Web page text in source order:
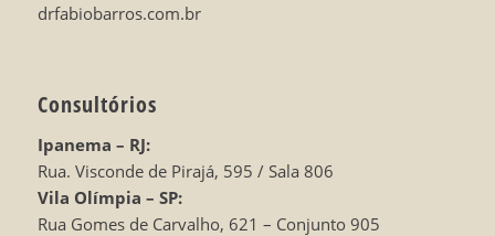
drfabiobarros.com.br
Consultórios
Ipanema – RJ:
Rua. Visconde de Pirajá, 595 / Sala 806
Vila Olímpia – SP:
Rua Gomes de Carvalho, 621 – Conjunto 905